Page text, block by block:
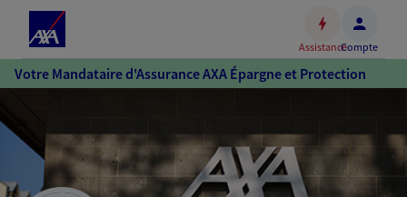
Accéder
au
Accéder
au
pied
AssistanceCompte
Votre Mandataire d'Assurance AXA Épargne et Protection